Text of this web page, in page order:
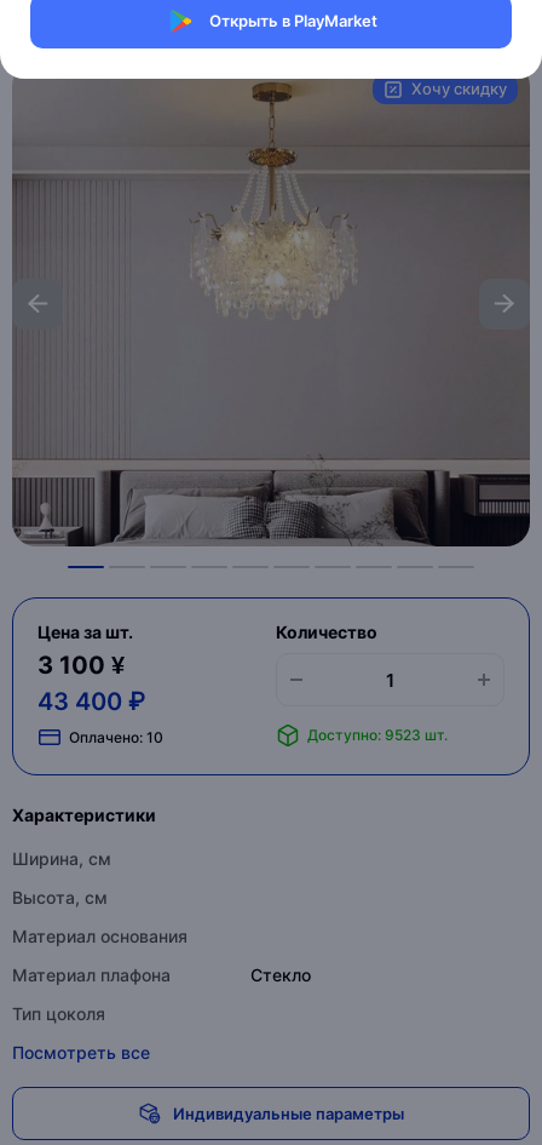
Открыть в PlayMarket
MAI_HE_MAI_TASTEHOLDER
Хочу скидку
Цена за шт.
3 100 ¥
43 400 ₽
Оплачено: 10
Количество
Доступно: 9523 шт.
Характеристики
Ширина, см
Высота, см
Материал основания
Материал плафона
Стекло
Тип цоколя
Посмотреть все
Индивидуальные параметры